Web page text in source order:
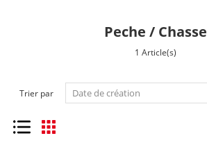
Peche / Chasse
1 Article(s)
Trier par
Liste Grille